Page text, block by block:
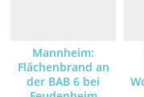
Mannheim:
Flächenbrand an
der BAB 6 bei